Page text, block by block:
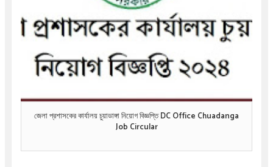
জেলা প্রশাসকের কার্যালয় চুয়াডাঙ্গা নিয়োগ বিজ্ঞপ্তি DC Office Chuadanga
Job Circular